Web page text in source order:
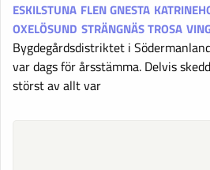
ESKILSTUNA FLENGNESTA
OXELÖSUND STRÄNGNÄSTROSA
Bygdegårdsdistriktet i
var dags för årsstämma. Delvis
störst av allt var